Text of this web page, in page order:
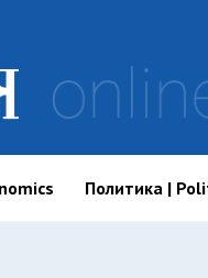
Политика |